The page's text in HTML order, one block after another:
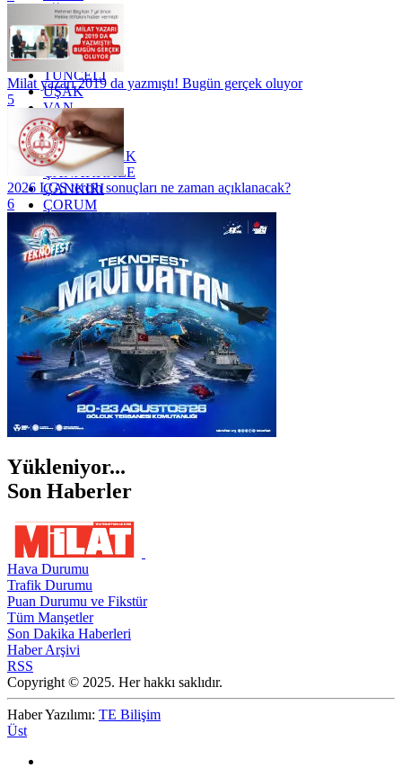
SİİRT
TEKİRDAĞ
TOKAT
TRABZON
TUNCELİ
UŞAK
VAN
YALOVA
YOZGAT
ZONGULDAK
ÇANAKKALE
ÇANKIRI
ÇORUM
İSTANBUL
İZMİR
ŞANLIURFA
ŞIRNAK
Milat yazarı 2019 da yazmıştı! Bugün gerçek oluyor
5
2026 LGS tercih sonuçları ne zaman açıklanacak?
6
Yükleniyor...
Son Haberler
Hava Durumu
Trafik Durumu
Puan Durumu ve Fikstür
Tüm Manşetler
Son Dakika Haberleri
Haber Arşivi
RSS
Copyright © 2025. Her hakkı saklıdır.
Haber Yazılımı: TE Bilişim
Üst